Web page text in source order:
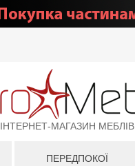
ІНТЕРНЕТ-МАГАЗИН МЕБЛІВ
ПЕРЕДПОКОЇ